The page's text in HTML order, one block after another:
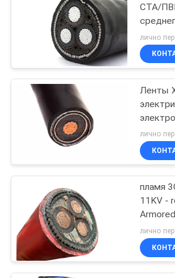
провод
провод
СТА/
тока
Ленты
пламя
11KV -
кабель